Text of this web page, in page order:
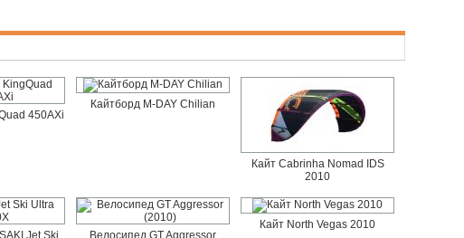
450AXi
Кайтборд M-DAY Chilian
Кайт Cabrinha Nomad IDS
2010
Jet Ski
Велосипед GT Aggressor
Кайт North Vegas 2010